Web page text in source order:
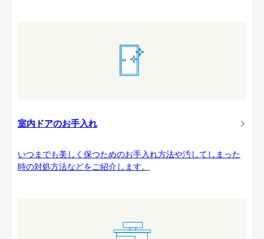
室内ドアのお手入れ
いつまでも美しく保つためのお手入れ方法や汚してしまった
時の対処方法などをご紹介します。